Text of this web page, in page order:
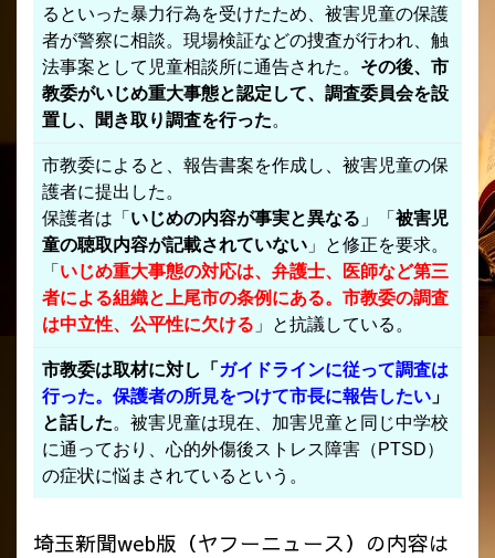
るといった暴力行為を受けたため、被害児童の保護
者が警察に相談。現場検証などの捜査が行われ、触
法事案として児童相談所に通告された。 その後、市
教委がいじめ重大事態と認定して、調査委員会を設
置し、聞き取り調査を行った。
市教委によると、報告書案を作成し、被害児童の保
護者に提出した。
保護者は「 いじめの内容が事実と異なる 」「 被害児
童の聴取内容が記載されていない 」と修正を要求。
「 いじめ重大事態の対応は、弁護士、医師など第三
者による組織と上尾市の条例にある。市教委の調査
は中立性、公平性に欠ける 」と抗議している。
市教委は取材に対し「 ガイドラインに従って調査は
行った。保護者の所見をつけて市長に報告したい 」
と話した。被害児童は現在、加害児童と同じ中学校
に通っており、心的外傷後ストレス障害（PTSD）
の症状に悩まされているという。
埼玉新聞web版（ヤフーニュース）の内容は